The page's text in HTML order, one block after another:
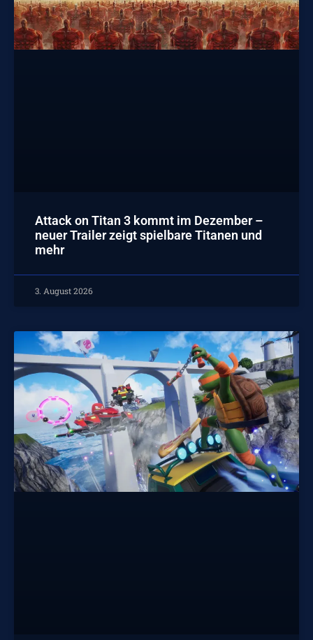
Attack on Titan 3 kommt im Dezember –
neuer Trailer zeigt spielbare Titanen und
mehr
3. August 2026